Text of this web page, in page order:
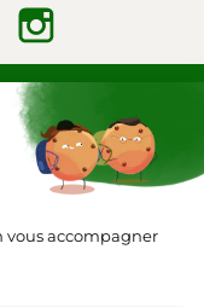
Facebook
vente